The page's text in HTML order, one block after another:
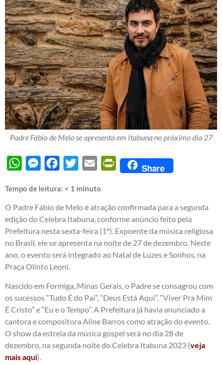
Padre Fábio de Melo se apresenta em Itabuna no próximo dia 27
WhatsAppMessengerFacebook
Twitter Email PrintFriendly
Share
Tempo de leitura: < 1 minuto
O Padre Fábio de Melo é atração confirmada para a segunda
edição do Celebra Itabuna, conforme anúncio feito pela
Prefeitura nesta sexta-feira (1º). Expoente da música religiosa
no Brasil, ele se apresenta na noite de 27 de dezembro. Neste
ano, o evento será integrado ao Natal de Luzes e Sonhos, na
Praça Olinto Leoni.
Nascido em Formiga, Minas Gerais, o Padre se consagrou com
os sucessos “Tudo É do Pai”, “Deus Está Aqui”, “Viver Pra Mim
É Cristo” e “Eu e o Tempo”. A Prefeitura já havia anunciado a
cantora e compositora Aline Barros como atração do evento.
O show da estrela da música gospel será no dia 28 de
dezembro, na segunda noite do Celebra Itabuna 2023 (veja
mais aqui).